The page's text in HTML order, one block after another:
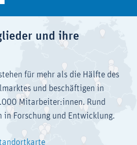
und ihre
für mehr als die Hälfte des
und beschäftigen in
Mitarbeiter:innen. Rund
Forschung und Entwicklung.